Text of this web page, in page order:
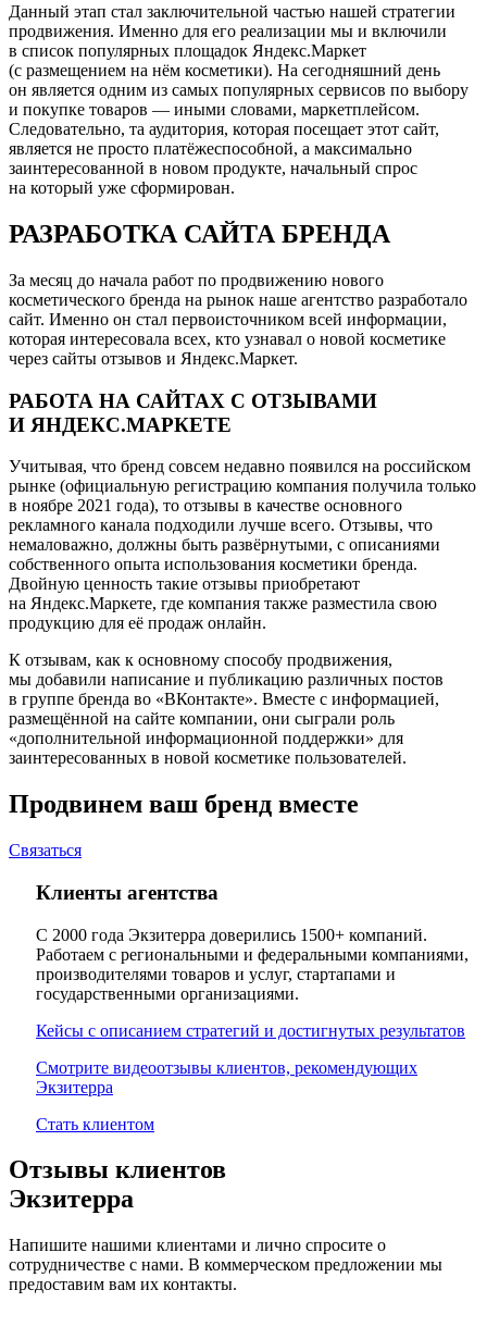
Данный этап стал заключительной частью нашей стратегии
продвижения. Именно для его реализации мы и включили
в список популярных площадок Яндекс.Маркет
(с размещением на нём косметики). На сегодняшний день
он является одним из самых популярных сервисов по выбору
и покупке товаров — иными словами, маркетплейсом.
Следовательно, та аудитория, которая посещает этот сайт,
является не просто платёжеспособной, а максимально
заинтересованной в новом продукте, начальный спрос
на который уже сформирован.
РАЗРАБОТКА САЙТА БРЕНДА
За месяц до начала работ по продвижению нового
косметического бренда на рынок наше агентство разработало
сайт. Именно он стал первоисточником всей информации,
которая интересовала всех, кто узнавал о новой косметике
через сайты отзывов и Яндекс.Маркет.
РАБОТА НА САЙТАХ С ОТЗЫВАМИ
И ЯНДЕКС.МАРКЕТЕ
Учитывая, что бренд совсем недавно появился на российском
рынке (официальную регистрацию компания получила только
в ноябре 2021 года), то отзывы в качестве основного
рекламного канала подходили лучше всего. Отзывы, что
немаловажно, должны быть развёрнутыми, с описаниями
собственного опыта использования косметики бренда.
Двойную ценность такие отзывы приобретают
на Яндекс.Маркете, где компания также разместила свою
продукцию для её продаж онлайн.
К отзывам, как к основному способу продвижения,
мы добавили написание и публикацию различных постов
в группе бренда во «ВКонтакте». Вместе с информацией,
размещённой на сайте компании, они сыграли роль
«дополнительной информационной поддержки» для
заинтересованных в новой косметике пользователей.
Продвинем ваш бренд вместе
Связаться
Клиенты агентства
С 2000 года Экзитерра доверились 1500+ компаний.
Работаем с региональными и федеральными компаниями,
производителями товаров и услуг, стартапами и
государственными организациями.
Кейсы с описанием стратегий и достигнутых результатов
Смотрите видеоотзывы клиентов, рекомендующих
Экзитерра
Стать клиентом
Отзывы клиентов
Экзитерра
Напишите нашими клиентами и лично спросите о
сотрудничестве с нами. В коммерческом предложении мы
предоставим вам их контакты.